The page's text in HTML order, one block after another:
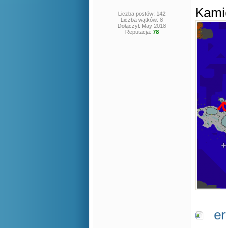
Liczba postów: 142
Liczba wątków: 8
Dołączył: May 2018
Reputacja: 78